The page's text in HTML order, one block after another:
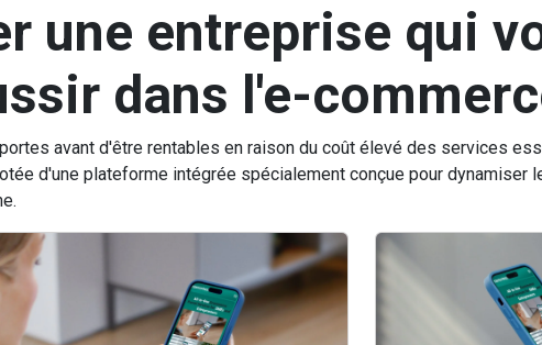
une entreprise qui
dans l'e-
avant d'être rentables en raison du coût élevé des services
d'une plateforme intégrée spécialement conçue pour dynamiser